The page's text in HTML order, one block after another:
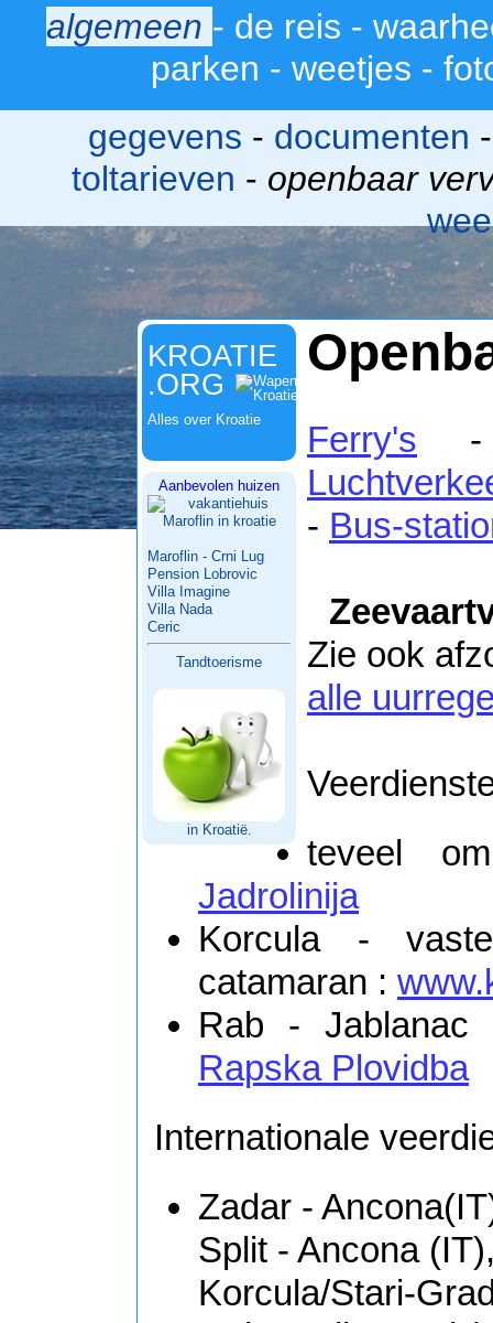
algemeen - de reis -
parken - weetjes -
gegevens - documenten
toltarieven - openbaar
KROATIE
.ORG
Alles over Kroatie
Aanbevolen huizen
Maroflin - Crni Lug
Pension Lobrovic
Villa Imagine
Villa Nada
Ceric
Tandtoerisme
in Kroatië.
Ferry's
- Bus-
Zie ook
alle
teveel
Jadrolinija
Korcula -
catamaran :
Rab -
Rapska Plovidba
Internationale
Zadar -
Split - Ancona
Korcula/Stari-